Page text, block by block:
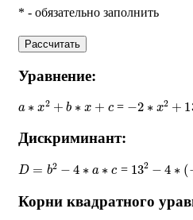
* - обязательно заполнить
Рассчитать
Уравнение:
2 b ∗ = 2∗ 2+ 13
Дискриминант:
D= 2− a = 132 ∗ −
Корни квадратного